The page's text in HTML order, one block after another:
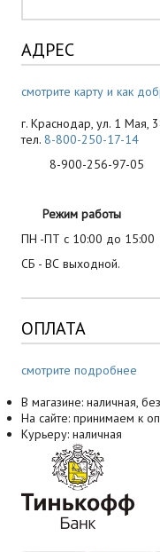
АДРЕС
смотрите карту и как
г. Краснодар, ул. 1 Мая,
тел. 8-800-250-17-14
8-900-256-97-05
Режим работы
ПН -ПТ с 10:00 до 15:00
СБ - ВС выходной.
ОПЛАТА
смотрите подробнее
В магазине: наличная,
На сайте: принимаем к
Курьеру: наличная